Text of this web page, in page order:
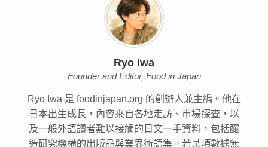
Ryo Iwa
Founder and Editor, Food in Japan
Ryo Iwa 是 foodinjapan.org 的創辦人兼主編。他在
日本出生成長，內容來自各地走訪、市場探查，以
及一般外語讀者難以接觸的日文一手資料，包括釀
造研究機構的出版品與業界術語集。若某項數據無